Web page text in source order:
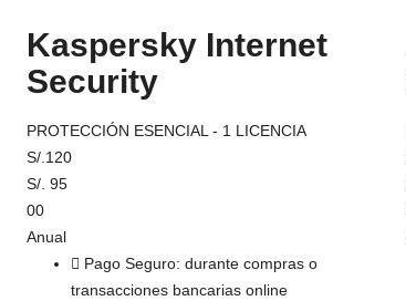
Kaspersky Internet
Security
PROTECCIÓN ESENCIAL - 1 LICENCIA
S/.120
S/. 95
00
Anual
Pago Seguro: durante compras o
transacciones bancarias online